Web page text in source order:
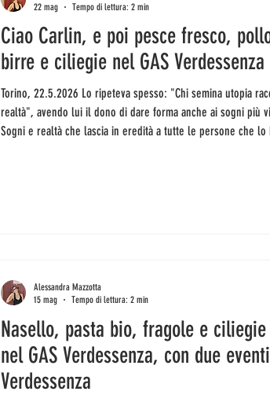
Ciao Carlin, e poi pesce fresco,
birre e ciliegie nel GAS Verdessenza
Torino, 22.5.2026 Lo ripeteva spesso: "Chi semina utopia raccoglie
realtà", avendo lui il dono di dare forma anche ai sogni più
Sogni e realtà che lascia in eredità a tutte le persone che lo
22 mag
Tempo di lettura: 2 min
Nasello, pasta bio, fragole e ciliegie
nel GAS Verdessenza, con due eventi
Verdessenza
Alessandra Mazzotta
15 mag
Tempo di lettura: 2 min